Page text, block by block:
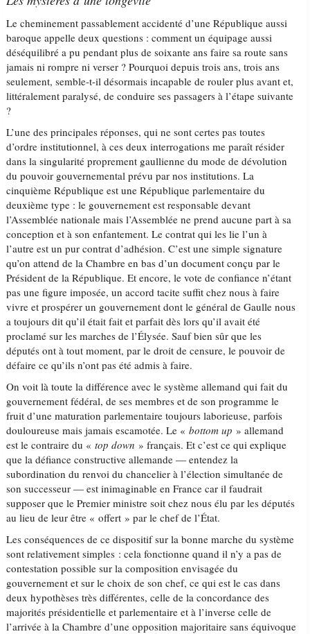
Le cheminement passablement accidenté d’une République aussi
baroque appelle deux questions : comment un équipage aussi
déséquilibré a pu pendant plus de soixante ans faire sa route sans
jamais ni rompre ni verser ? Pourquoi depuis trois ans, trois ans
seulement, semble-t-il désormais incapable de rouler plus avant et,
littéralement paralysé, de conduire ses passagers à l’étape suivante
?
L’une des principales réponses, qui ne sont certes pas toutes
d’ordre institutionnel, à ces deux interrogations me paraît résider
dans la singularité proprement gaullienne du mode de dévolution
du pouvoir gouvernemental prévu par nos institutions. La
cinquième République est une République parlementaire du
deuxième type : le gouvernement est responsable devant
l’Assemblée nationale mais l’Assemblée ne prend aucune part à sa
conception et à son enfantement. Le contrat qui les lie l’un à
l’autre est un pur contrat d’adhésion. C’est une simple signature
qu’on attend de la Chambre en bas d’un document conçu par le
Président de la République. Et encore, le vote de confiance n’étant
pas une figure imposée, un accord tacite suffit chez nous à faire
vivre et prospérer un gouvernement dont le général de Gaulle nous
a toujours dit qu’il était fait et parfait dès lors qu’il avait été
proclamé sur les marches de l’Élysée. Sauf bien sûr que les
députés ont à tout moment, par le droit de censure, le pouvoir de
défaire ce qu’ils n’ont pas été admis à faire.
On voit là toute la différence avec le système allemand qui fait du
gouvernement fédéral, de ses membres et de son programme le
fruit d’une maturation parlementaire toujours laborieuse, parfois
douloureuse mais jamais escamotée. Le «bottom up » allemand
est le contraire du «top down » français. Et c’est ce qui explique
que la défiance constructive allemande — entendez la
subordination du renvoi du chancelier à l’élection simultanée de
son successeur — est inimaginable en France car il faudrait
supposer que le Premier ministre soit chez nous élu par les députés
au lieu de leur être « offert » par le chef de l’État.
Les conséquences de ce dispositif sur la bonne marche du système
sont relativement simples : cela fonctionne quand il n’y a pas de
contestation possible sur la composition envisagée du
gouvernement et sur le choix de son chef, ce qui est le cas dans
deux hypothèses très différentes, celle de la concordance des
majorités présidentielle et parlementaire et à l’inverse celle de
l’arrivée à la Chambre d’une opposition majoritaire sans équivoque